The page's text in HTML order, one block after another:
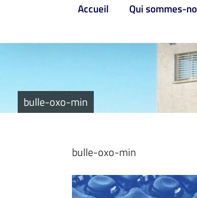
Accueil Qui sommes-
bulle-oxo-min
bulle-oxo-min